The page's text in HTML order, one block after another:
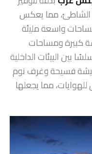
الشاطئ، مما يعكس
واسعة مليئة
كبيرة ومساحات
بين البيئات الداخلية
فسيحة وغرف نوم
مما يجعلها